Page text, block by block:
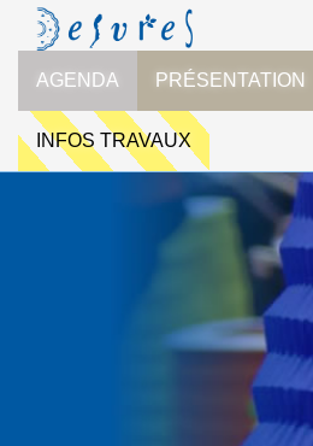
AGENDA PRÉSENTATION
INFOS TRAVAUX